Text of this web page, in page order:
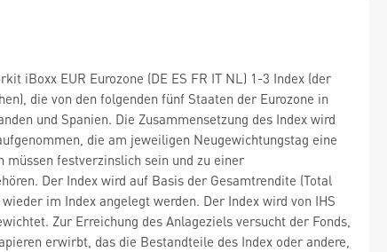
iBoxx EUR Eurozone (DE ES FR IT NL) 1-3 Index (der
die von den folgenden fünf Staaten der Eurozone in
und Spanien. Die Zusammensetzung des Index wird
die am jeweiligen Neugewichtungstag eine
müssen festverzinslich sein und zu einer
Der Index wird auf Basis der Gesamtrendite (Total
im Index angelegt werden. Der Index wird von IHS
Zur Erreichung des Anlageziels versucht der Fonds,
erwirbt, das die Bestandteile des Index oder andere,